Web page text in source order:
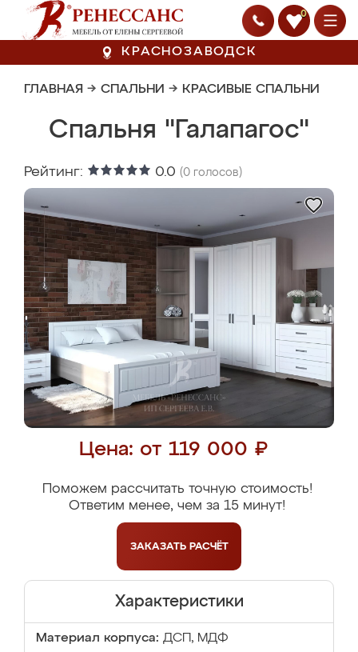
0
КРАСНОЗАВОДСК
ГЛАВНАЯ → СПАЛЬНИ → КРАСИВЫЕ СПАЛЬНИ
Спальня "Галапагос"
Рейтинг: 0.0 (0 голосов)
Цена: от 119 000 ₽
Поможем рассчитать точную стоимость!
Ответим менее, чем за 15 минут!
ЗАКАЗАТЬ РАСЧЁТ
Характеристики
Материал корпуса: ДСП, МДФ